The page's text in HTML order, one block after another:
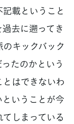
載ということ
去に遡ってき
キックバック
たのかという
はできないわ
いうことが今
しまっている